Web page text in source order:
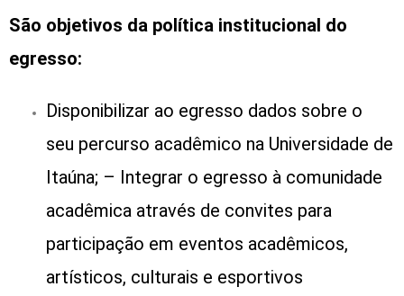
São objetivos da política institucional do
egresso:
Disponibilizar ao egresso dados sobre o
seu percurso acadêmico na Universidade de
Itaúna; – Integrar o egresso à comunidade
acadêmica através de convites para
participação em eventos acadêmicos,
artísticos, culturais e esportivos